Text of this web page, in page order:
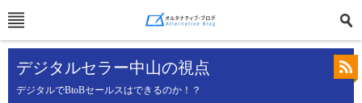
デジタルセラー中山の視点
デジタルでBtoBセールスはできるのか！？